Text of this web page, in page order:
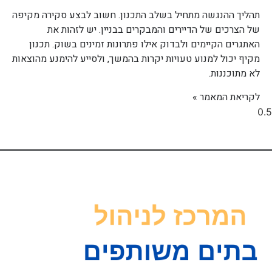
תהליך ההנגשה מתחיל בשלב התכנון. חשוב לבצע סקירה מקיפה
של הצרכים של הדיירים והמבקרים בבניין. יש לזהות את
האתגרים הקיימים ולבדוק אילו פתרונות זמינים בשוק. תכנון
מקיף יכול למנוע טעויות יקרות בהמשך, ולסייע להימנע מהוצאות
לא מתוכננות.
לקריאת המאמר »